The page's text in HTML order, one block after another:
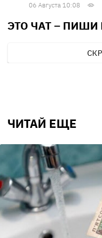
06 Августа 10:08
ЭТО ЧАТ – ПИШИ
ЧИТАЙ ЕЩЕ